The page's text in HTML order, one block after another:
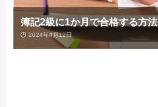
簿記2級に1か月で合格する方法
2024年4月12日